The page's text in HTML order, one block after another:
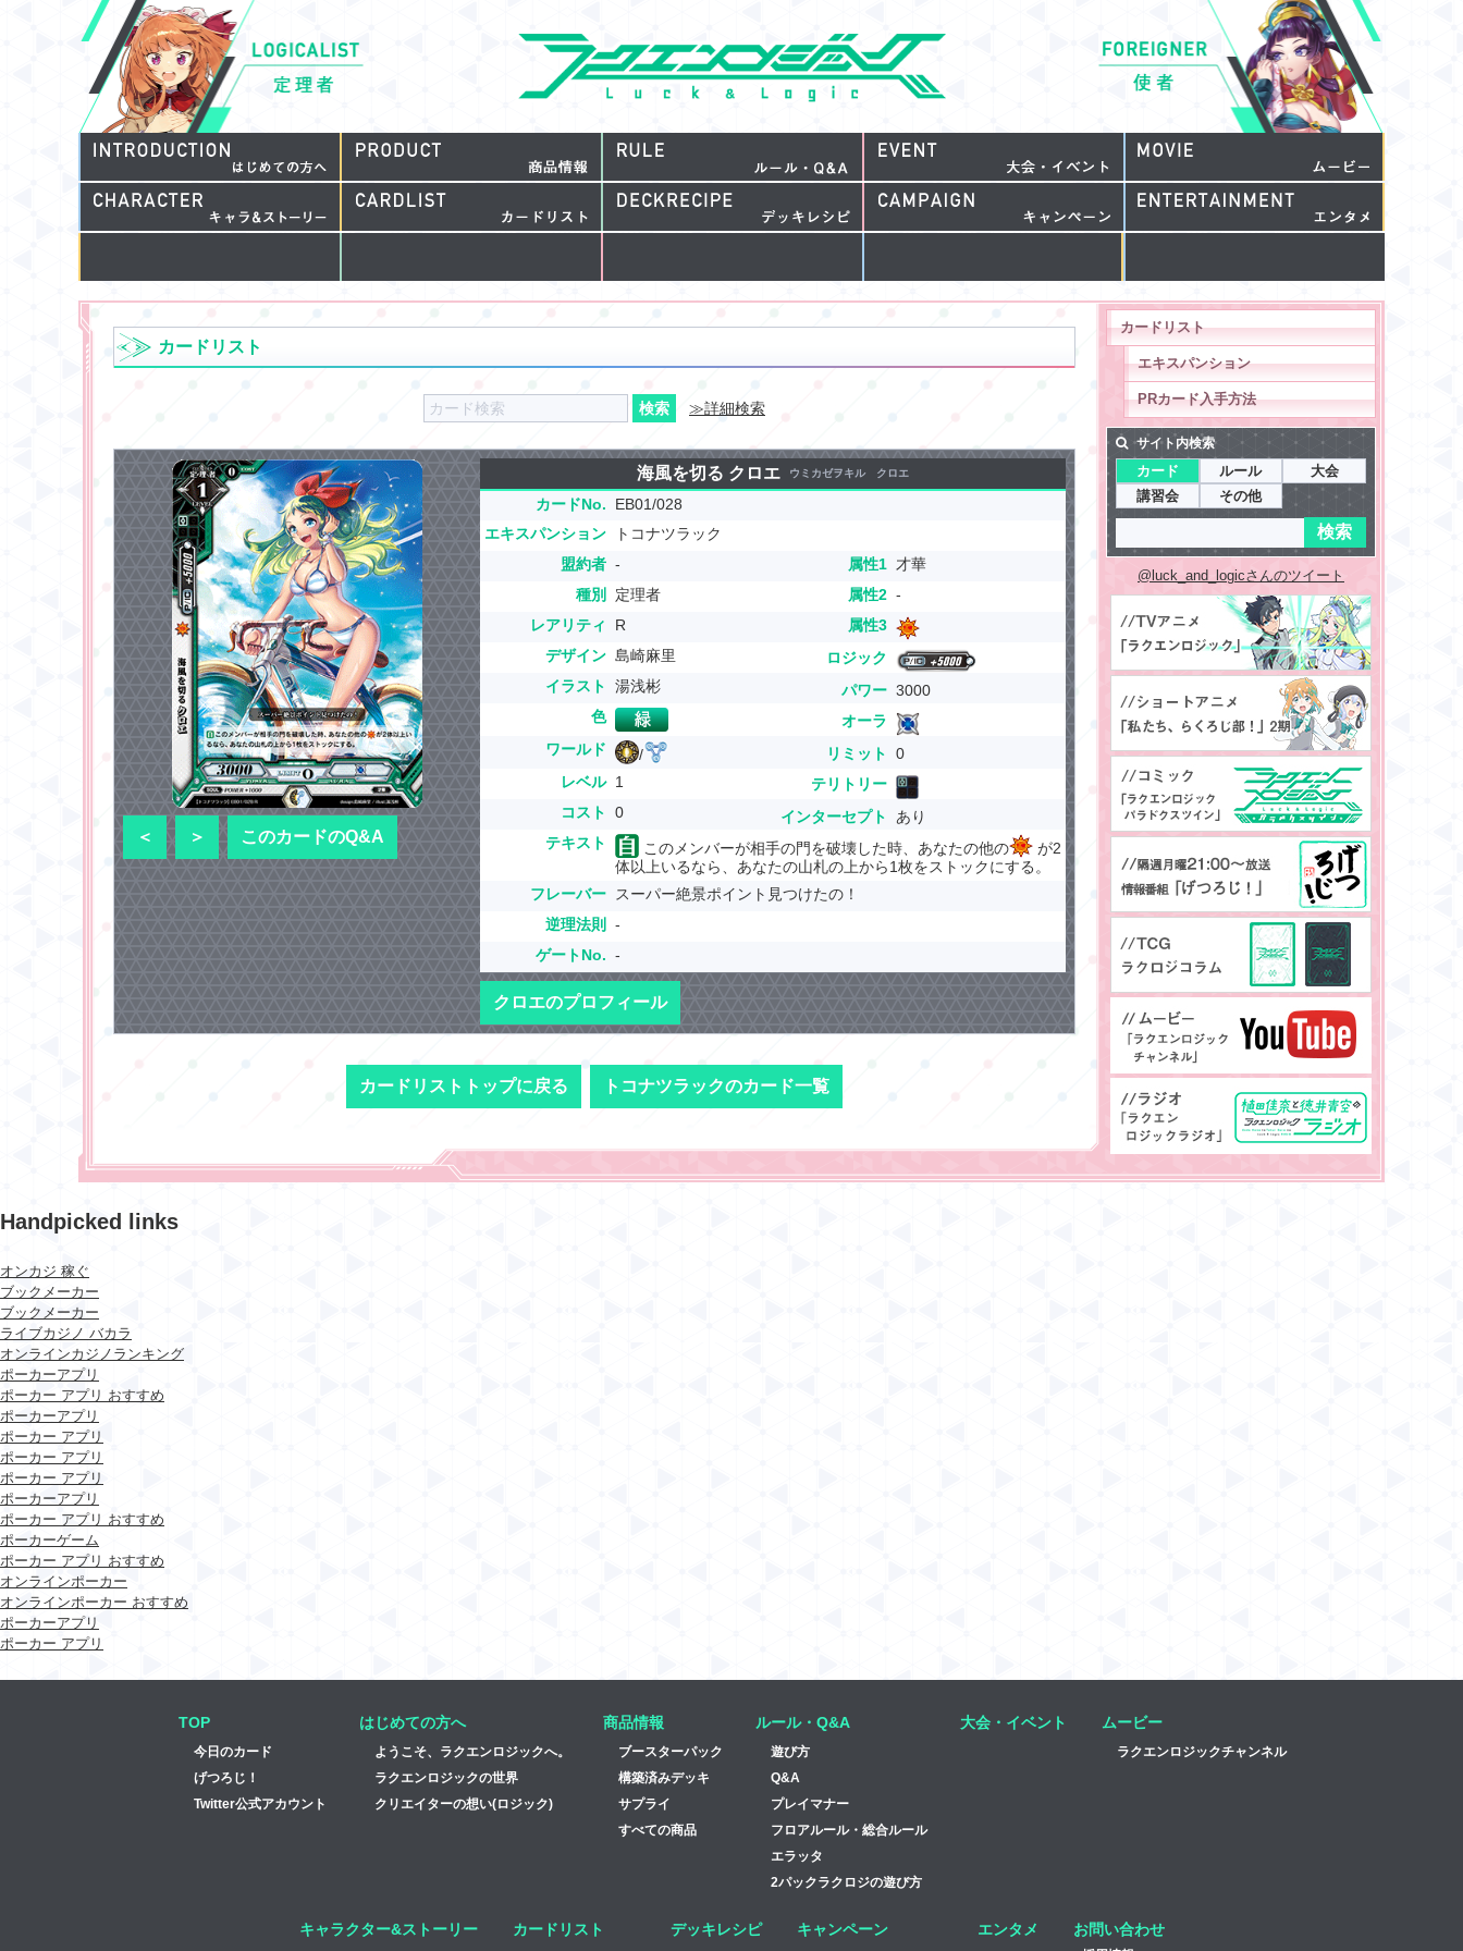
カードリスト
≫詳細検索
海風を切る クロエ ウミカゼヲキル クロエ
カードNo.
EB01/028
エキスパンション
トコナツラック
盟約者 -
種別
定理者
レアリティ
R
デザイン 島崎麻里
イラスト
湯浅彬
色
ワールド
/
レベル 1
コスト
0
属性1 才華
属性2 -
属性3
ロジック
パワー 3000
オーラ
リミット
0
テリトリー
インターセプト
あり
テキスト
このメンバーが相手の門を破壊した時、あなたの他の
が2
体以上いるなら、あなたの山札の上から1枚をストックにする。
フレーバー
スーパー絶景ポイント見つけたの！
逆理法則
-
ゲートNo. -
クロエのプロフィール
＜ ＞ このカードのQ&A
カードリストトップに戻る トコナツラックのカード一覧
カードリスト
エキスパンション
PRカード入手方法
サイト内検索
カード ルール
大会
講習会
その他
@luck_and_logicさんのツイート
Handpicked links
オンカジ 稼ぐ
ブックメーカー
ブックメーカー
ライブカジノ バカラ
オンラインカジノランキング
ポーカーアプリ
ポーカー アプリ おすすめ
ポーカーアプリ
ポーカー アプリ
ポーカー アプリ
ポーカー アプリ
ポーカーアプリ
ポーカー アプリ おすすめ
ポーカーゲーム
ポーカー アプリ おすすめ
オンラインポーカー
オンラインポーカー おすすめ
ポーカーアプリ
ポーカー アプリ
TOP
今日のカード
げつろじ！
Twitter公式アカウント
はじめての方へ
ようこそ、ラクエンロジックへ。
ラクエンロジックの世界
クリエイターの想い(ロジック)
商品情報
ブースターパック
構築済みデッキ
サプライ
すべての商品
ルール・Q&A
遊び方
Q&A
プレイマナー
フロアルール・総合ルール
エラッタ
2パックラクロジの遊び方
大会・イベント ムービー
ラクエンロジックチャンネル
キャラクター&ストーリー カードリスト デッキレシピ キャンペーン エンタメ お問い合わせ